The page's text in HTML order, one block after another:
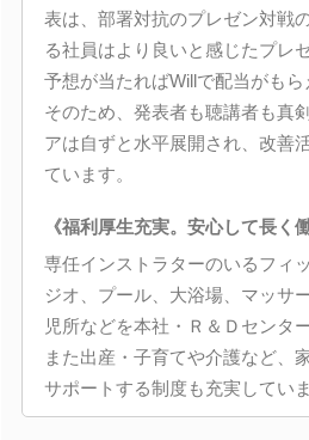
表は、部署対抗のプレゼン対戦
る社員はより良いと感じたプレ
予想が当たればWillで配当がもら
そのため、発表者も聴講者も真
アは自ずと水平展開され、改善
ています。
《福利厚生充実。安心して長く
専任インストラターのいるフィ
ジオ、プール、大浴場、マッサ
児所などを本社・Ｒ＆Ｄセンタ
また出産・子育てや介護など、
サポートする制度も充実していま